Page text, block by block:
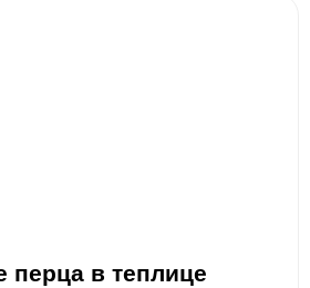
в теплице